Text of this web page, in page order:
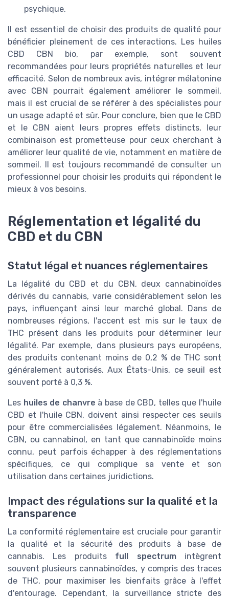
psychique.
Il est essentiel de choisir des produits de qualité pour
bénéficier pleinement de ces interactions. Les huiles
CBD CBN bio, par exemple, sont souvent
recommandées pour leurs propriétés naturelles et leur
efficacité. Selon de nombreux avis, intégrer mélatonine
avec CBN pourrait également améliorer le sommeil,
mais il est crucial de se référer à des spécialistes pour
un usage adapté et sûr. Pour conclure, bien que le CBD
et le CBN aient leurs propres effets distincts, leur
combinaison est prometteuse pour ceux cherchant à
améliorer leur qualité de vie, notamment en matière de
sommeil. Il est toujours recommandé de consulter un
professionnel pour choisir les produits qui répondent le
mieux à vos besoins.
Réglementation et légalité du
CBD et du CBN
Statut légal et nuances réglementaires
La légalité du CBD et du CBN, deux cannabinoïdes
dérivés du cannabis, varie considérablement selon les
pays, influençant ainsi leur marché global. Dans de
nombreuses régions, l'accent est mis sur le taux de
THC présent dans les produits pour déterminer leur
légalité. Par exemple, dans plusieurs pays européens,
des produits contenant moins de 0,2 % de THC sont
généralement autorisés. Aux États-Unis, ce seuil est
souvent porté à 0,3 %.
Les huiles de chanvre à base de CBD, telles que l'huile
CBD et l'huile CBN, doivent ainsi respecter ces seuils
pour être commercialisées légalement. Néanmoins, le
CBN, ou cannabinol, en tant que cannabinoïde moins
connu, peut parfois échapper à des réglementations
spécifiques, ce qui complique sa vente et son
utilisation dans certaines juridictions.
Impact des régulations sur la qualité et la
transparence
La conformité réglementaire est cruciale pour garantir
la qualité et la sécurité des produits à base de
cannabis. Les produits full spectrumintègrent
souvent plusieurs cannabinoïdes, y compris des traces
de THC, pour maximiser les bienfaits grâce à l'effet
d'entourage. Cependant, la surveillance stricte des